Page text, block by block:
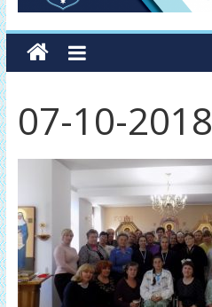
Фундамент у вересні 2026
07-10-2018